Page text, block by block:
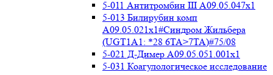
5-011 Антитромбин III А09.05.047x1
5-013 Билирубин комп
A09.05.021x1#Синдром Жильбера
(UGT1A1: *28 6TA>7TA)#75/08
5-021 Д-Димер А09.05.051.001x1
5-031 Коагулологическое исследование